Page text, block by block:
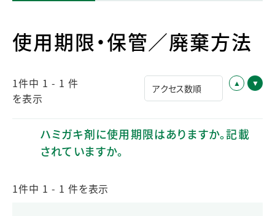
使用期限・保管／廃棄方法
1件中 1 - 1 件
を表示
ハミガキ剤に使用期限はありますか。記載
されていますか。
1件中 1 - 1 件を表示